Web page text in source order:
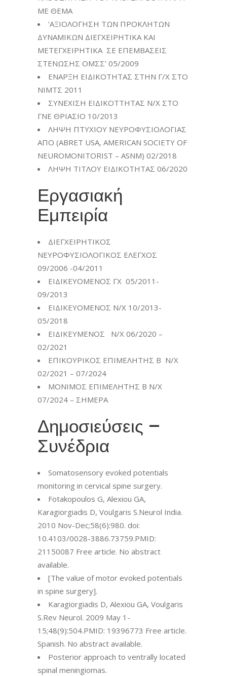
ΜΕ ΘΕΜΑ
‘ΑΞΙΟΛΟΓΗΣΗ ΤΩΝ ΠΡΟΚΛΗΤΩΝ
ΔΥΝΑΜΙΚΩΝ ΔΙΕΓΧΕΙΡΗΤΙΚΑ ΚΑΙ
ΜΕΤΕΓΧΕΙΡΗΤΙΚΑ ΣΕ ΕΠΕΜΒΑΣΕΙΣ
ΣΤΕΝΩΣΗΣ ΟΜΣΣ’ 05/2009
ΕΝΑΡΞΗ ΕΙΔΙΚΟΤΗΤΑΣ ΣΤΗΝ Γ/Χ ΣΤΟ
ΝΙΜΤΣ 2011
ΣΥΝΕΧΙΣΗ ΕΙΔΙΚΟΤΤΗΤΑΣ Ν/Χ ΣΤΟ
ΓΝΕ ΘΡΙΑΣΙΟ 10/2013
ΛΗΨΗ ΠΤΥΧΙΟΥ ΝΕΥΡΟΦΥΣΙΟΛΟΓΙΑΣ
ΑΠΟ (ABRET USA, AMERICAN SOCIETY OF
NEUROMONITORIST – ASNM) 02/2018
ΛΗΨΗ ΤΙΤΛΟΥ ΕΙΔΙΚΟΤΗΤΑΣ 06/2020
Εργασιακή
Εμπειρία
ΔΙΕΓΧΕΙΡΗΤΙΚΟΣ
ΝΕΥΡΟΦΥΣΙΟΛΟΓΙΚΟΣ ΕΛΕΓΧΟΣ
09/2006 -04/2011
ΕΙΔΙΚΕΥΟΜΕΝΟΣ ΓΧ 05/2011-
09/2013
ΕΙΔΙΚΕΥΟΜΕΝΟΣ Ν/Χ 10/2013-
05/2018
ΕΙΔΙΚΕΥΜΕΝΟΣ Ν/Χ 06/2020 –
02/2021
ΕΠΙΚΟΥΡΙΚΟΣ ΕΠΙΜΕΛΗΤΗΣ Β Ν/Χ
02/2021 – 07/2024
ΜΟΝΙΜΟΣ ΕΠΙΜΕΛΗΤΗΣ Β Ν/Χ
07/2024 – ΣΗΜΕΡΑ
Δημοσιεύσεις –
Συνέδρια
Somatosensory evoked potentials
monitoring in cervical spine surgery.
Fotakopoulos G, Alexiou GA,
Karagiorgiadis D, Voulgaris S.Neurol India.
2010 Nov-Dec;58(6):980. doi:
10.4103/0028-3886.73759.PMID:
21150087 Free article. No abstract
available.
[The value of motor evoked potentials
in spine surgery].
Karagiorgiadis D, Alexiou GA, Voulgaris
S.Rev Neurol. 2009 May 1-
15;48(9):504.PMID: 19396773 Free article.
Spanish. No abstract available.
Posterior approach to ventrally located
spinal meningiomas.